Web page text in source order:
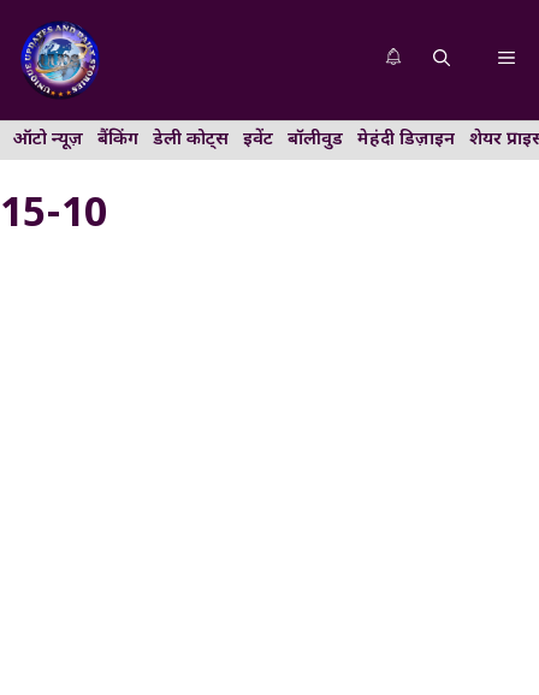
content
ऑटो न्यूज़ बैंकिंग डेली कोट्स इवेंट बॉलीवुड मेहंदी डिज़ाइन शेयर
15-10